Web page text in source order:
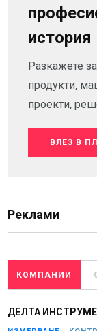
история
Разкажете
продукти,
проекти,
ВЛЕЗ В
Реклами
КОМПАНИИ
ДЕЛТА